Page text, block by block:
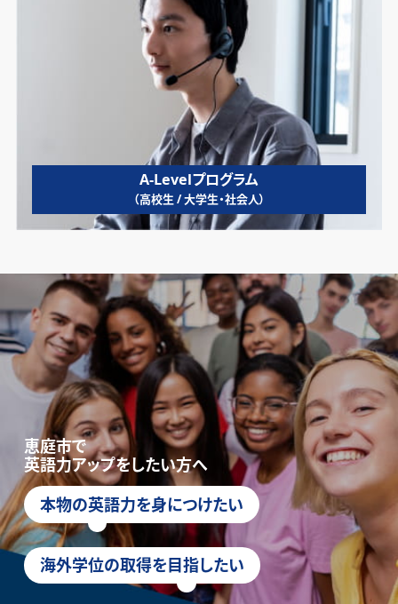
A-Levelプログラム
（高校生 / 大学生・社会人）
恵庭市で
英語力アップをしたい方へ
本物の英語力を身につけたい
海外学位の取得を目指したい